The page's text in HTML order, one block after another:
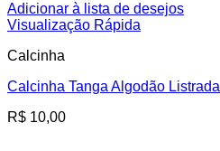
Adicionar à lista de desejos
Visualização Rápida
Calcinha
Calcinha Tanga Algodão Listrada
R$ 10,00